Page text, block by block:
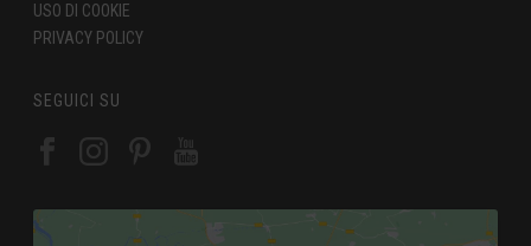
USO DI COOKIE
PRIVACY POLICY
SEGUICI SU